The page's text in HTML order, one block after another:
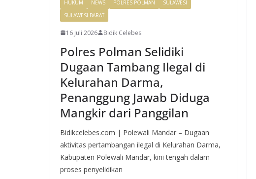
HUKUM NEWS POLRES POLMAN
SULAWESI
SULAWESI BARAT
16 Juli 2026 Bidik Celebes
Polres Polman Selidiki
Dugaan Tambang Ilegal di
Kelurahan Darma,
Penanggung Jawab Diduga
Mangkir dari Panggilan
Bidikcelebes.com | Polewali Mandar – Dugaan
aktivitas pertambangan ilegal di Kelurahan Darma,
Kabupaten Polewali Mandar, kini tengah dalam
proses penyelidikan